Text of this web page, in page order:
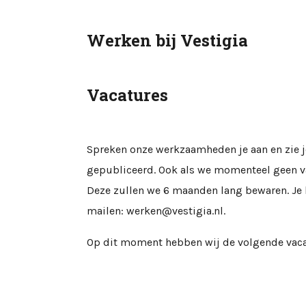
Werken bij Vestigia
Vacatures
Spreken onze werkzaamheden je aan en
gepubliceerd. Ook als we momenteel geen
Deze zullen we 6 maanden lang bewaren.
mailen: werken@vestigia.nl.
Op dit moment hebben wij de volgende